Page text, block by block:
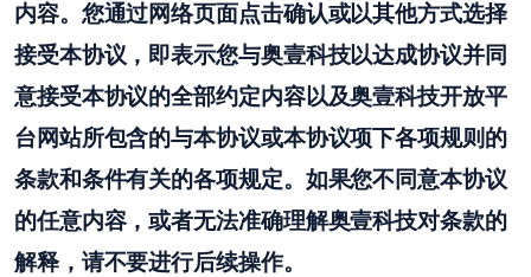
内容。您通过网络页面点击确认或以其他方式选择
接受本协议，即表示您与奥壹科技以达成协议并同
意接受本协议的全部约定内容以及奥壹科技开放平
台网站所包含的与本协议或本协议项下各项规则的
条款和条件有关的各项规定。如果您不同意本协议
的任意内容，或者无法准确理解奥壹科技对条款的
解释，请不要进行后续操作。